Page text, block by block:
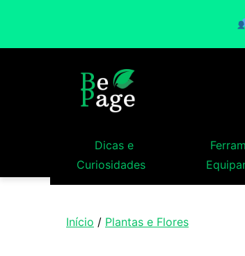
Dicas e
Curiosidades
Início / Plantas e Flores